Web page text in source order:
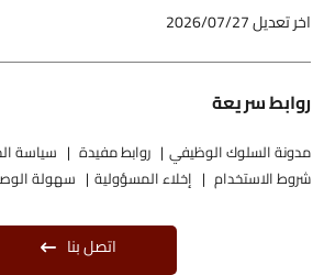
اخر تعديل2026/07/27
روابط سريعة
مدونة السلوك الوظيفي روابط مفيدة سياسة
شروط الاستخدام
إخلاء المسؤولية سهولة
اتصل بنا